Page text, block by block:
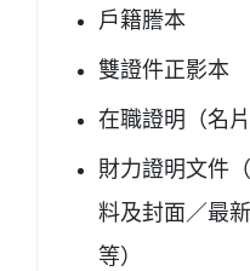
戶籍謄本
雙證件正影本
在職證明（名
財力證明文件
料及封面／最
等）